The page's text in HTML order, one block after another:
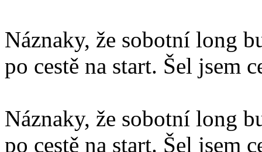
Náznaky, že sobotní long
po cestě na start. Šel jsem
Náznaky, že sobotní long
po cestě na start. Šel jsem